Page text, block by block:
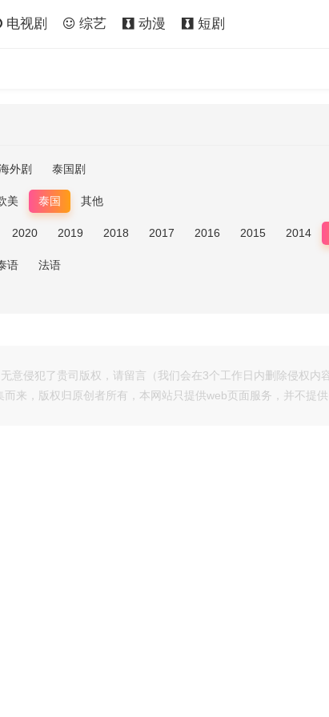
电视剧 综艺 动漫 短剧
外剧 泰国剧
美 泰国 其他
2020 2019 2018 2017 2016 2015 2014
语 法语
意侵犯了贵司版权，请留言（我们会在3个工作日内删除侵权内
来，版权归原创者所有，本网站只提供web页面服务，并不提